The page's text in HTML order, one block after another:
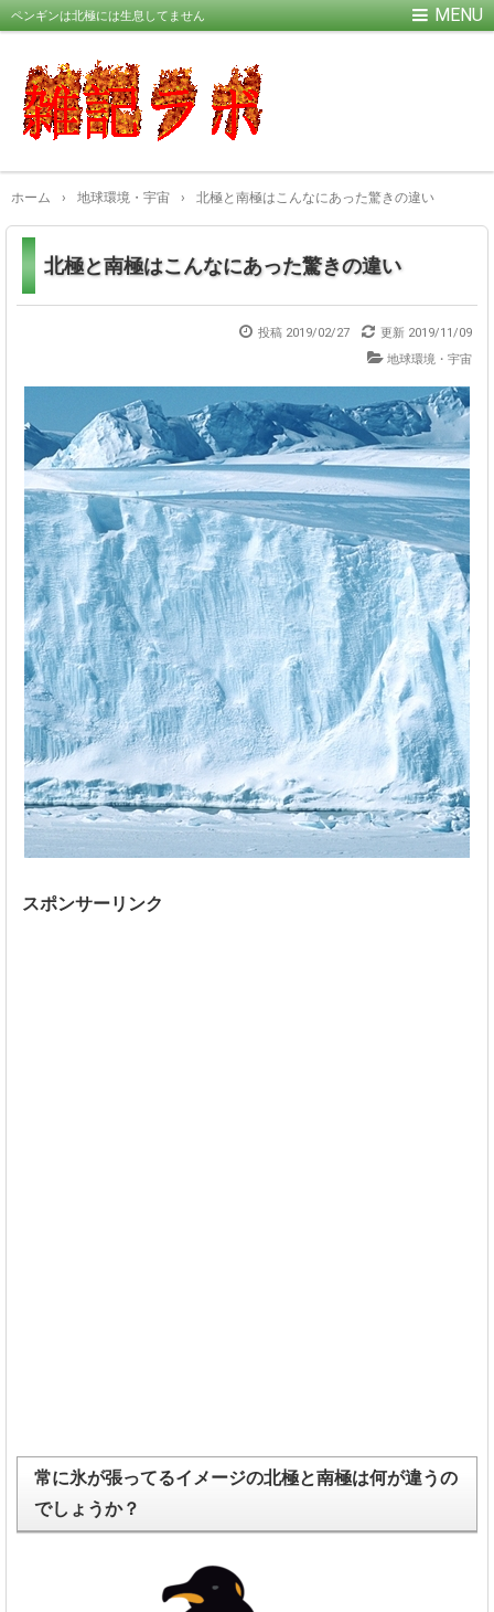
ペンギンは北極には生息してません
ホーム › 地球環境・宇宙 › 北極と南極はこんなにあった驚きの違い
北極と南極はこんなにあった驚きの違い
投稿 2019/02/27 更新 2019/11/09
地球環境・宇宙
スポンサーリンク
常に氷が張ってるイメージの北極と南極は何が違うの
でしょうか？